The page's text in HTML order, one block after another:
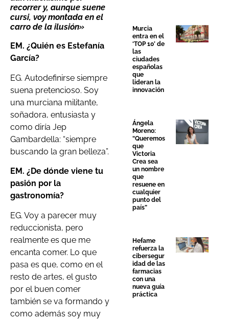
recorrer y, aunque suene
cursi, voy montada en el
carro de la ilusión»
EM. ¿Quién es Estefanía
García?
EG. Autodefinirse siempre
suena pretencioso. Soy
una murciana militante,
soñadora, entusiasta y
como diría Jep
Gambardella: “siempre
buscando la gran belleza”.
EM. ¿De dónde viene tu
pasión por la
gastronomía?
EG. Voy a parecer muy
reduccionista, pero
realmente es que me
encanta comer. Lo que
pasa es que, como en el
resto de artes, el gusto
por el buen comer
también se va formando y
como además soy muy
Murcia
entra en el
‘TOP 10’ de
las
ciudades
españolas
que
lideran la
innovación
Ángela
Moreno:
“Queremos
que
Victoria
Crea sea
un nombre
que
resuene en
cualquier
punto del
país”
Hefame
refuerza la
cibersegur
idad de las
farmacias
con una
nueva guía
práctica